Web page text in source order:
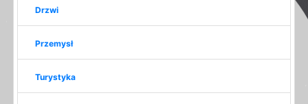
Drzwi
Przemysł
Turystyka